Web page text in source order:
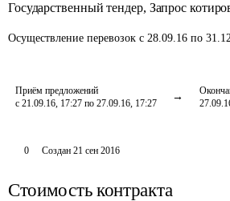
Государственный тендер, Запрос
Осуществление перевозок с 28.09.16 по
Приём предложений
с 21.09.16, 17:27 по 27.09.16, 17:27
0 Создан 21 сен 2016
Стоимость контракта